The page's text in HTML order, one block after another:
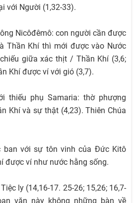
với Người (1,32-33).
Nicôđêmô: con người cần được
Thần Khí thì mới được vào Nước
giữa xác thịt / Thần Khí (3,6;
Khí được ví với gió (3,7).
thiếu phụ Samaria: thờ phượng
Khí và sự thật (4,23). Thiên Chúa
ban với sự tôn vinh của Đức Kitô
được ví như nước hằng sống.
ly (14,16-17. 25-26; 15,26; 16,7-
văn này không những bàn về